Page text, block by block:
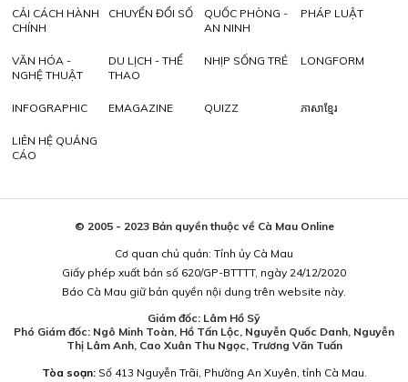
CẢI CÁCH HÀNH
CHÍNH
CHUYỂN ĐỔI SỐ
QUỐC PHÒNG -
AN NINH
PHÁP LUẬT
VĂN HÓA -
NGHỆ THUẬT
DU LỊCH - THỂ
THAO
NHỊP SỐNG TRẺ LONGFORM
INFOGRAPHIC EMAGAZINE QUIZZ ភាសាខ្មែរ
LIÊN HỆ QUẢNG
CÁO
© 2005 - 2023 Bản quyền thuộc về Cà Mau Online
Cơ quan chủ quản: Tỉnh ủy Cà Mau
Giấy phép xuất bản số 620/GP-BTTTT, ngày 24/12/2020
Báo Cà Mau giữ bản quyền nội dung trên website này.
Giám đốc: Lâm Hồ Sỹ
Phó Giám đốc: Ngô Minh Toàn, Hồ Tấn Lộc, Nguyễn Quốc Danh, Nguyễn
Thị Lâm Anh, Cao Xuân Thu Ngọc, Trương Văn Tuấn
Tòa soạn:Số 413 Nguyễn Trãi, Phường An Xuyên, tỉnh Cà Mau.